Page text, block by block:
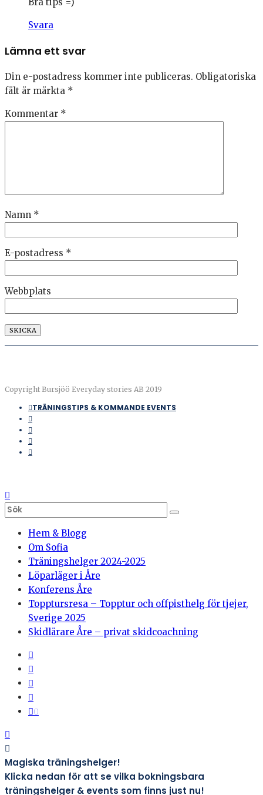
Svara
Lämna ett svar
Din e-postadress kommer inte publiceras. Obligatoriska
fält är märkta *
Kommentar *
Namn *
E-postadress *
Webbplats
Copyright Bursjöö Everyday stories AB 2019
TRÄNINGSTIPS & KOMMANDE EVENTS
Hem & Blogg
Om Sofia
Träningshelger 2024-2025
Löparläger i Åre
Konferens Åre
Topptursresa – Topptur och offpisthelg för tjejer,
Sverige 2025
Skidlärare Åre – privat skidcoachning
0
Magiska träningshelger!
Klicka nedan för att se vilka bokningsbara
träningshelger & events som finns just nu!